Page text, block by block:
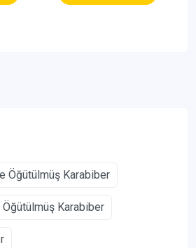
Öğütülmüş Karabiber
Öğütülmüş Karabiber